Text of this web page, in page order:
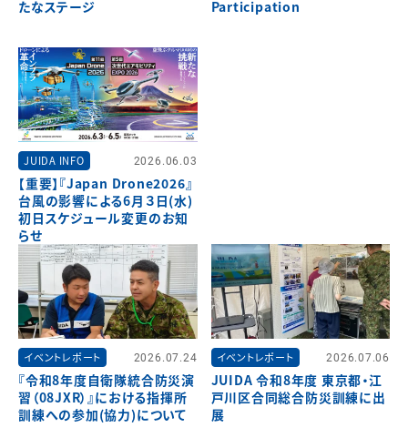
たなステージ
Participation
JUIDA INFO 2026.06.03
【重要】『Japan Drone2026』
台風の影響による6月３日(水)
初日スケジュール変更のお知
らせ
イベントレポート 2026.07.24
『令和8年度自衛隊統合防災演
習（08JXR）』における指揮所
訓練への参加(協力)について
イベントレポート 2026.07.06
JUIDA 令和8年度 東京都・江
戸川区合同総合防災訓練に出
展